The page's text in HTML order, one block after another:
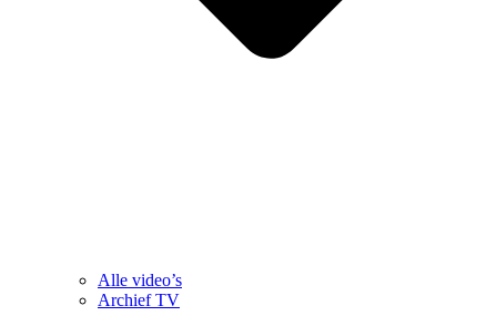
Alle video’s
Archief TV